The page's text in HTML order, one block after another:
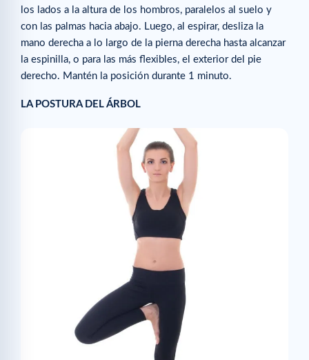
los lados a la altura de los hombros, paralelos al suelo y
con las palmas hacia abajo. Luego, al espirar, desliza la
mano derecha a lo largo de la pierna derecha hasta alcanzar
la espinilla, o para las más flexibles, el exterior del pie
derecho. Mantén la posición durante 1 minuto.
LA POSTURA DEL ÁRBOL